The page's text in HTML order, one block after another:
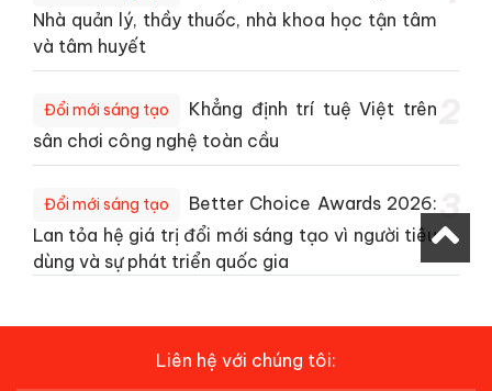
Nhà quản lý, thầy thuốc, nhà khoa học tận tâm
và tâm huyết
Đổi mới sáng tạo
Khẳng định trí tuệ Việt trên
sân chơi công nghệ toàn cầu
Đổi mới sáng tạo
Better Choice Awards 2026:
Lan tỏa hệ giá trị đổi mới sáng tạo vì người tiêu
dùng và sự phát triển quốc gia
3
Liên hệ với chúng tôi: